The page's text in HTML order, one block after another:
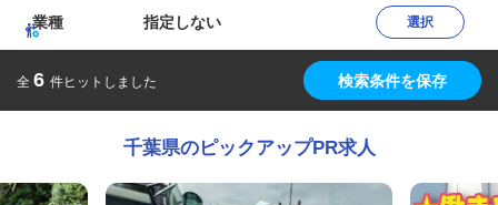
業種 指定しない 選択
全 6 件ヒットしました 検索条件を保存
千葉県のピックアップPR求人